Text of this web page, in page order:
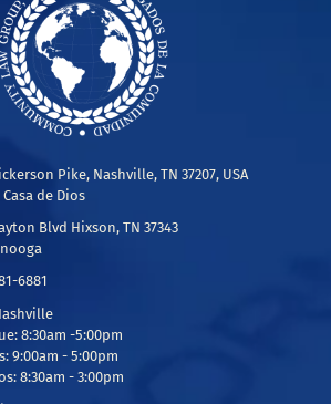
Pike, Nashville, TN 37207, USA
de Dios
Blvd Hixson, TN 37343
6881
8:30am -5:00pm
9:00am - 5:00pm
8:30am - 3:00pm